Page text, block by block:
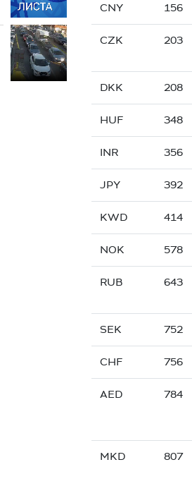
CNY 156
CZK 203
DKK 208
HUF 348
INR 356
JPY 392
KWD 414
NOK 578
RUB 643
SEK 752
CHF 756
AED 784
MKD 807